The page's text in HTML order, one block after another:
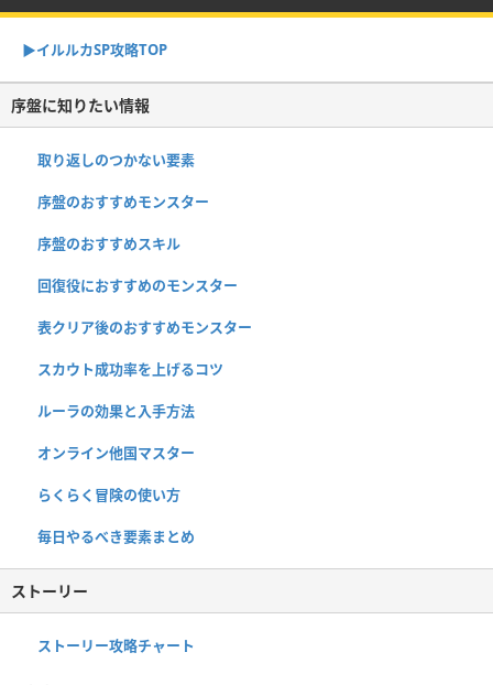
▶︎イルルカSP攻略TOP
序盤に知りたい情報
取り返しのつかない要素
序盤のおすすめモンスター
序盤のおすすめスキル
回復役におすすめのモンスター
表クリア後のおすすめモンスター
スカウト成功率を上げるコツ
ルーラの効果と入手方法
オンライン他国マスター
らくらく冒険の使い方
毎日やるべき要素まとめ
ストーリー
ストーリー攻略チャート